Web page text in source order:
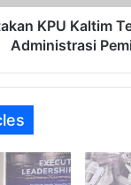
KPU Kaltim
Administrasi